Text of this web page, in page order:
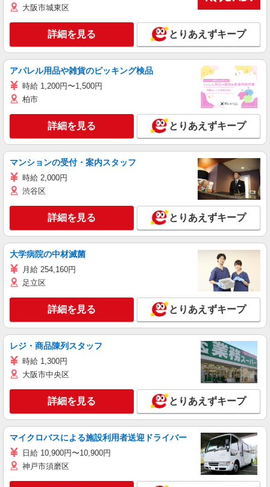
大阪市城東区
詳細を見る とりあえずキープ
アパレル用品や雑貨のピッキング検品
時給 1,200円〜1,500円
柏市
詳細を見る とりあえずキープ
マンションの受付・案内スタッフ
時給 2,000円
渋谷区
詳細を見る とりあえずキープ
大学病院の中材滅菌
月給 254,160円
足立区
詳細を見る とりあえずキープ
レジ・商品陳列スタッフ
時給 1,300円
大阪市中央区
詳細を見る とりあえずキープ
マイクロバスによる施設利用者送迎ドライバー
日給 10,900円〜10,900円
神戸市須磨区